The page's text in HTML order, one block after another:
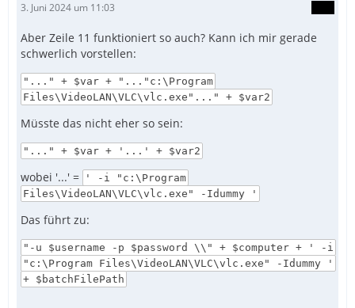
3. Juni 2024 um 11:03
Aber Zeile 11 funktioniert so auch? Kann ich mir gerade
schwerlich vorstellen:
"..." + $var + "..."c:\Program
Files\VideoLAN\VLC\vlc.exe"..." + $var2
Müsste das nicht eher so sein:
"..." + $var + '...' + $var2
wobei '...' =
' -i "c:\Program
Files\VideoLAN\VLC\vlc.exe" -Idummy '
Das führt zu:
"-u $username -p $password \\" + $computer + ' -i
"c:\Program Files\VideoLAN\VLC\vlc.exe" -Idummy '
+ $batchFilePath